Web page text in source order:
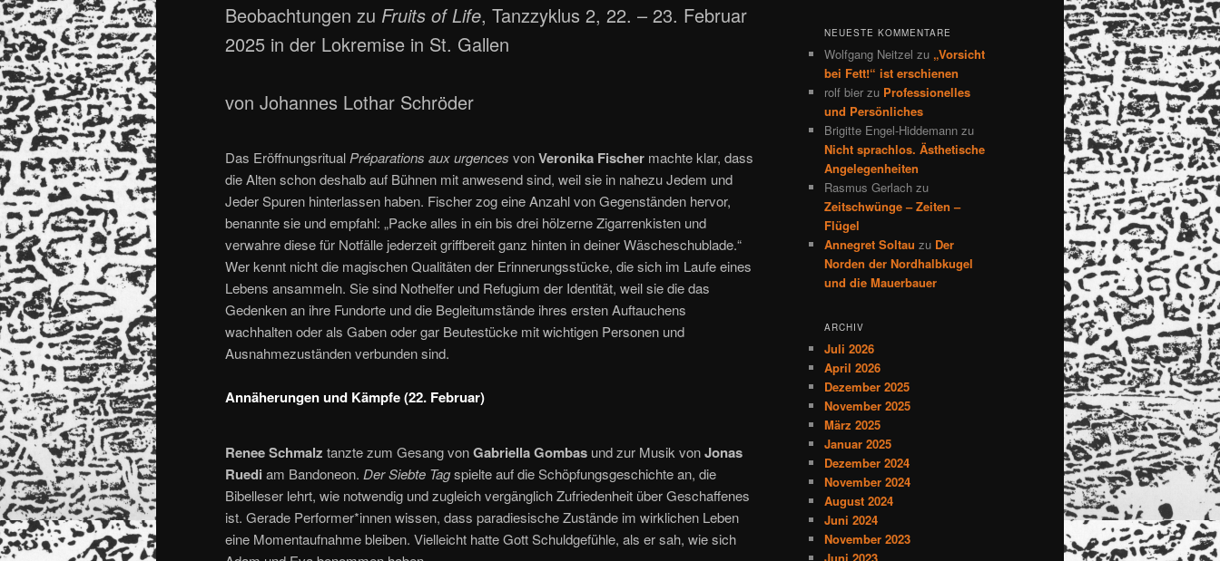
Beobachtungen zu Fruits of Life, Tanzzyklus 2, 22. – 23. Februar
2025 in der Lokremise in St. Gallen
von Johannes Lothar Schröder
Das Eröffnungsritual Préparations aux urgences vonVeronika Fischer machte klar, dass
die Alten schon deshalb auf Bühnen mit anwesend sind, weil sie in nahezu Jedem und
Jeder Spuren hinterlassen haben. Fischer zog eine Anzahl von Gegenständen hervor,
benannte sie und empfahl: „Packe alles in ein bis drei hölzerne Zigarrenkisten und
verwahre diese für Notfälle jederzeit griffbereit ganz hinten in deiner Wäscheschublade.“
Wer kennt nicht die magischen Qualitäten der Erinnerungsstücke, die sich im Laufe eines
Lebens ansammeln. Sie sind Nothelfer und Refugium der Identität, weil sie die das
Gedenken an ihre Fundorte und die Begleitumstände ihres ersten Auftauchens
wachhalten oder als Gaben oder gar Beutestücke mit wichtigen Personen und
Ausnahmezuständen verbunden sind.
Annäherungen und Kämpfe (22. Februar)
Renee Schmalz tanzte zum Gesang vonGabriella Gombas und zur Musik vonJonas
Ruedi am Bandoneon. Der Siebte Tagspielte auf die Schöpfungsgeschichte an, die
Bibelleser lehrt, wie notwendig und zugleich vergänglich Zufriedenheit über Geschaffenes
ist. Gerade Performer*innen wissen, dass paradiesische Zustände im wirklichen Leben
eine Momentaufnahme bleiben. Vielleicht hatte Gott Schuldgefühle, als er sah, wie sich
NEUESTE KOMMENTARE
Wolfgang Neitzel zu „Vorsicht
bei Fett!“ ist erschienen
rolf bier zu Professionelles
und Persönliches
Brigitte Engel-Hiddemann zu
Nicht sprachlos. Ästhetische
Angelegenheiten
Rasmus Gerlach zu
Zeitschwünge – Zeiten –
Flügel
Annegret Soltau zu Der
Norden der Nordhalbkugel
und die Mauerbauer
ARCHIV
Juli 2026
April 2026
Dezember 2025
November 2025
März 2025
Januar 2025
Dezember 2024
November 2024
August 2024
Juni 2024
November 2023